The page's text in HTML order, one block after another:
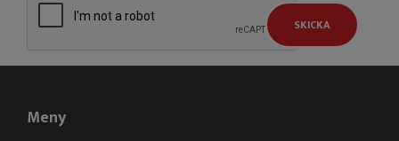
SKICKA
Meny